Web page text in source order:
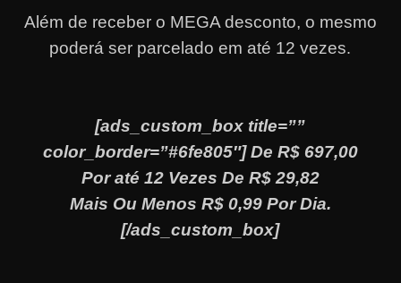
Além de receber o MEGA desconto, o mesmo
poderá ser parcelado em até 12 vezes.
[ads_custom_box title=””
color_border=”#6fe805″] De R$ 697,00
Por até 12 Vezes De R$ 29,82
Mais Ou Menos R$ 0,99 Por Dia.
[/ads_custom_box]